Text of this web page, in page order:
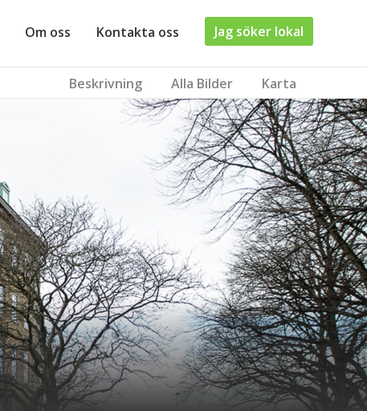
Om oss Kontakta oss Jag söker lokal
Beskrivning Alla Bilder Karta